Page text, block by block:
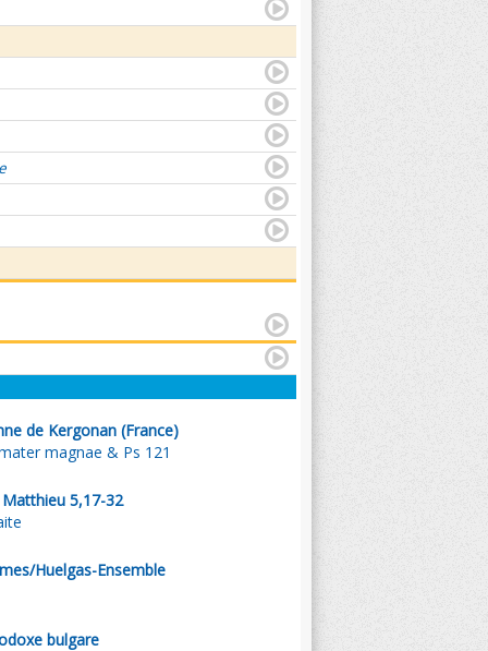
de Kergonan (France)
magnae & Ps 121
Matthieu 5,17-32
Huelgas-Ensemble
bulgare